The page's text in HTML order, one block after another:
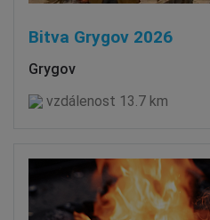
Bitva Grygov 2026
Grygov
vzdálenost 13.7 km